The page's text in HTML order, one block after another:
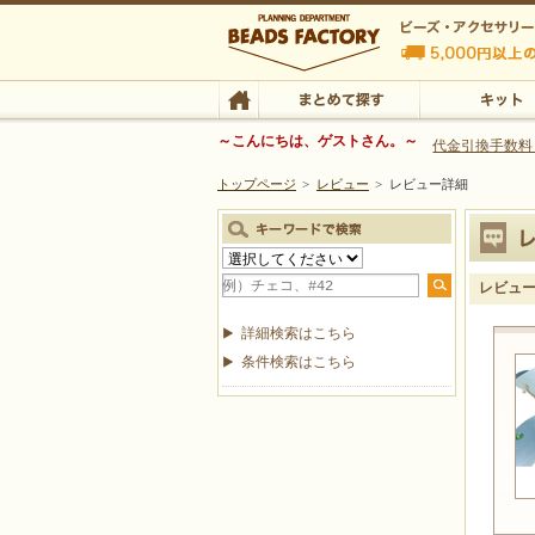
ビーズファクトリー ビーズ・パーツ・金具など
ビーズ・アクセサリ
ビーズ・アクセサリーの専門店 ビーズファクト
TOP まとめて探す
～こんにちは、ゲストさん。～ 代金引換手数
トップページ > レビュー > レビュー詳細
レビュ
詳細検索はこちら
条件検索はこちら